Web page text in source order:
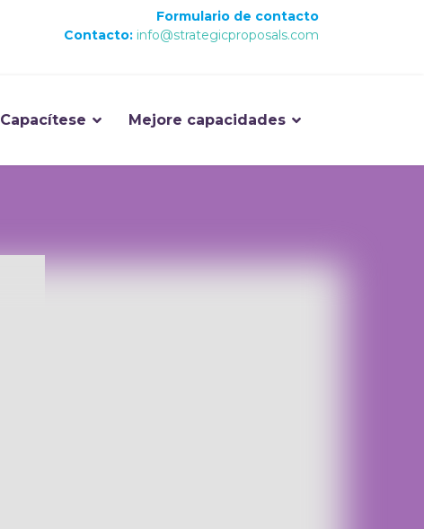
Formulario de contacto
Contacto: info@strategicproposals.com
Capacítese Mejore capacidades